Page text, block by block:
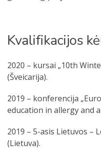
Kvalifikacijos
2020 – kursai „10th
(Šveicarija).
2019 – konferencija
education in allergy and
2019 – 5-asis Lietuvos –
(Lietuva).